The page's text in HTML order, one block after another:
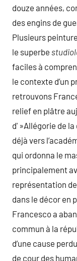
douze années,
des engins de
Plusieurs
le superbe
faciles à
le contexte d’un
retrouvons
relief en plâtre
d' »Allégorie de
déjà vers
qui ordonna le
principalement
représentation
dans le décor en
Francesco a
commun à la
d’une cause
de cour des